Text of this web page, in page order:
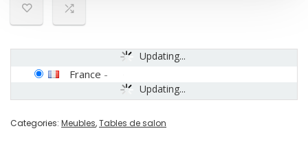
Updating...
Updating...
France -
Categories: Meubles,Tables de salon